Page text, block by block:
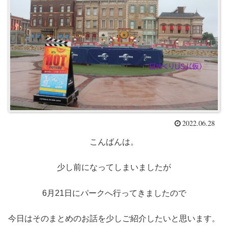
2022.06.28
こんばんは。
少し前になってしまいましたが
6月21日にパークへ行ってきましたので
今日はそのまとめのお話を少しご紹介したいと思います。